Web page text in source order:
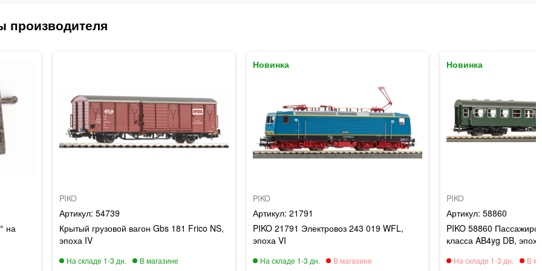
на
PIKO
54739
Крытый грузовой вагон Gbs 181 Frico NS,
эпоха IV
PIKO
21791
PIKO 21791 Электровоз 243 019 WFL,
эпоха VI
PIKO
58860
PIKO 58860
класса AB4yg DB,